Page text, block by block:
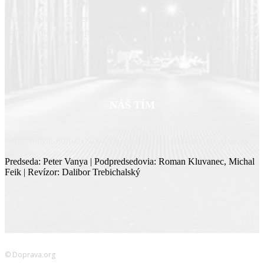
Predseda: Peter Vanya | Podpredsedovia: Roman Kluvanec, Michal
Feik | Revízor: Dalibor Trebichalský
© Doprava.org